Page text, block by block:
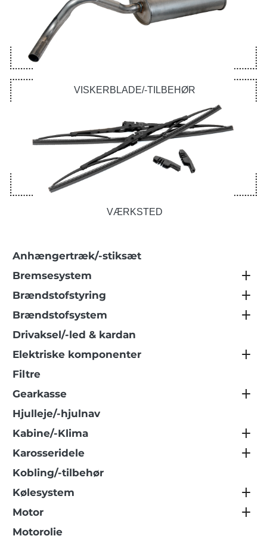
VISKERBLADE/-TILBEHØR
VÆRKSTED
Anhængertræk/-stiksæt
Bremsesystem
Brændstofstyring
Brændstofsystem
Drivaksel/-led & kardan
Elektriske komponenter
Filtre
Gearkasse
Hjulleje/-hjulnav
Kabine/-Klima
Karosseridele
Kobling/-tilbehør
Kølesystem
Motor
Motorolie